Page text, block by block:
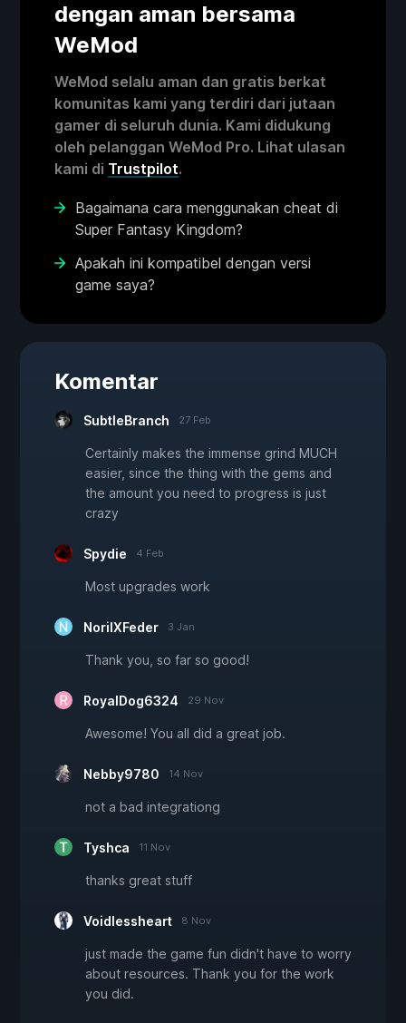
dengan aman bersama
WeMod
WeMod selalu aman dan gratis berkat
komunitas kami yang terdiri dari jutaan
gamer di seluruh dunia. Kami didukung
oleh pelanggan WeMod Pro. Lihat ulasan
kami di Trustpilot.
Bagaimana cara menggunakan cheat di
Super Fantasy Kingdom?
Apakah ini kompatibel dengan versi
game saya?
Komentar
SubtleBranch 27 Feb
Certainly makes the immense grind MUCH
easier, since the thing with the gems and
the amount you need to progress is just
crazy
Spydie 4 Feb
Most upgrades work
NorilXFeder 3 Jan
Thank you, so far so good!
RoyalDog6324 29 Nov
Awesome! You all did a great job.
Nebby9780 14 Nov
not a bad integrationg
Tyshca 11 Nov
thanks great stuff
Voidlessheart 8 Nov
just made the game fun didn't have to worry
about resources. Thank you for the work
you did.